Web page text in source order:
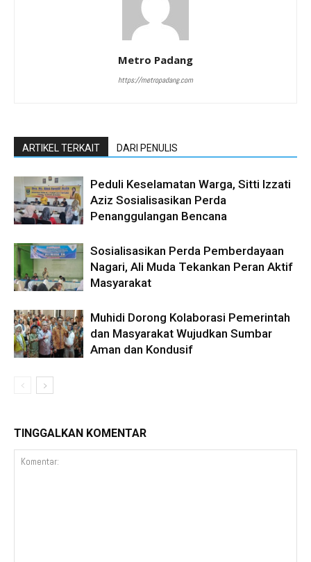
Metro Padang
https://metropadang.com
ARTIKEL TERKAIT DARI PENULIS
Peduli Keselamatan Warga, Sitti Izzati
Aziz Sosialisasikan Perda
Penanggulangan Bencana
Sosialisasikan Perda Pemberdayaan
Nagari, Ali Muda Tekankan Peran Aktif
Masyarakat
Muhidi Dorong Kolaborasi Pemerintah
dan Masyarakat Wujudkan Sumbar
Aman dan Kondusif
TINGGALKAN KOMENTAR